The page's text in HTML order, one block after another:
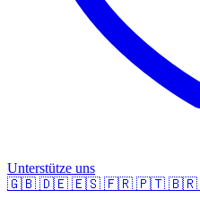
Unterstütze uns
🇬🇧 🇩🇪 🇪🇸 🇫🇷 🇵🇹 🇧🇷